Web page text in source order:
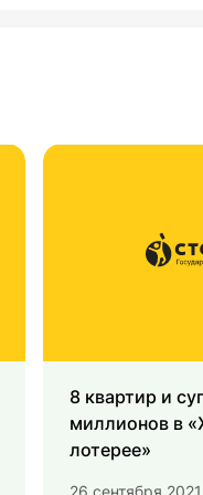
8 квартир и
миллионов в
лотерее»
26 сентября